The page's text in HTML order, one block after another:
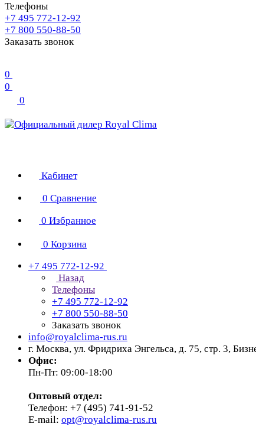
Телефоны
+7 495 772-12-92
+7 800 550-88-50
Заказать звонок
0
0
0
Кабинет
0 Сравнение
0 Избранное
0 Корзина
+7 495 772-12-92
Назад
Телефоны
+7 495 772-12-92
+7 800 550-88-50
Заказать звонок
info@royalclima-rus.ru
г. Москва, ул. Фридриха Энгельса, д. 75, стр. 3,
Офис:
Пн-Пт: 09:00-18:00
Оптовый отдел:
Телефон: +7 (495) 741-91-52
E-mail: opt@royalclima-rus.ru